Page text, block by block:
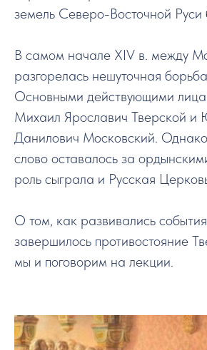
земель Северо-Восточной Руси
В самом начале XIV в. между
разгорелась нешуточная
Основными действующими
Михаил Ярославич Тверской
Данилович Московский.
слово оставалось за
роль сыграла и Русская
О том, как развивались
завершилось противостояние
мы и поговорим на лекции.